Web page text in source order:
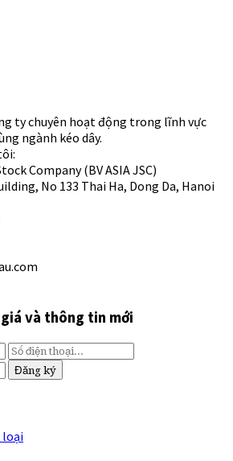
ty chuyên hoạt động trong lĩnh vực
ngành kéo dây.
Company (BV ASIA JSC)
No 133 Thai Ha, Dong Da, Hanoi
và thông tin mới
loại